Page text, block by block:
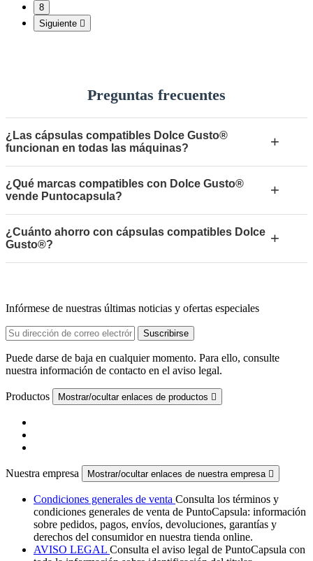
8
Siguiente 
Preguntas frecuentes
¿Las cápsulas compatibles Dolce Gusto®
funcionan en todas las máquinas?
+
¿Qué marcas compatibles con Dolce Gusto®
vende Puntocapsula?
+
¿Cuánto ahorro con cápsulas compatibles Dolce
Gusto®?
+
Infórmese de nuestras últimas noticias y ofertas especiales
Puede darse de baja en cualquier momento. Para ello, consulte
nuestra información de contacto en el aviso legal.
Productos Mostrar/ocultar enlaces de productos 
Nuestra empresa Mostrar/ocultar enlaces de nuestra empresa 
Condiciones generales de venta Consulta los términos y
condiciones generales de venta de PuntoCapsula: información
sobre pedidos, pagos, envíos, devoluciones, garantías y
derechos del consumidor en nuestra tienda online.
AVISO LEGAL Consulta el aviso legal de PuntoCapsula con